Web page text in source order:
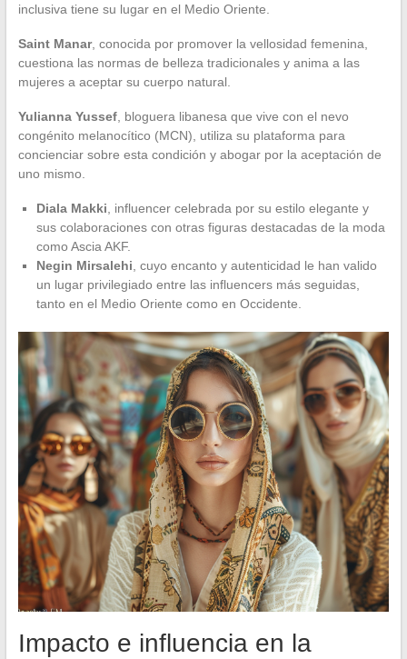
inclusiva tiene su lugar en el Medio Oriente.
Saint Manar, conocida por promover la vellosidad femenina,
cuestiona las normas de belleza tradicionales y anima a las
mujeres a aceptar su cuerpo natural.
Yulianna Yussef, bloguera libanesa que vive con el nevo
congénito melanocítico (MCN), utiliza su plataforma para
concienciar sobre esta condición y abogar por la aceptación de
uno mismo.
Diala Makki , influencer celebrada por su estilo elegante y
sus colaboraciones con otras figuras destacadas de la moda
como Ascia AKF.
Negin Mirsalehi , cuyo encanto y autenticidad le han valido
un lugar privilegiado entre las influencers más seguidas,
tanto en el Medio Oriente como en Occidente.
Impacto e influencia en la